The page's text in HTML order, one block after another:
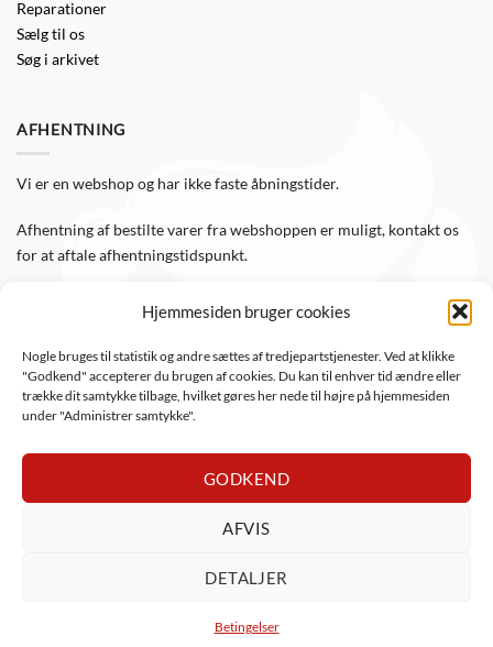
Hjemmesiden bruger cookies
Nogle bruges til statistik og andre sættes af tredjepartstjenester. Ved at klikke
"Godkend" accepterer du brugen af cookies. Du kan til enhver tid ændre eller
trække dit samtykke tilbage, hvilket gøres her nede til højre på hjemmesiden
under "Administrer samtykke".
GODKEND
AFVIS
DETALJER
Betingelser
Reparationer
Sælg til os
Søg i arkivet
AFHENTNING
Vi er en webshop og har ikke faste åbningstider.
Afhentning af bestilte varer fra webshoppen er muligt, kontakt os
for at aftale afhentningstidspunkt.
Følg WTS Retro på de sociale medier, så er du altid opdateret.
Electron
Copyright 2026 ©WTS Retro